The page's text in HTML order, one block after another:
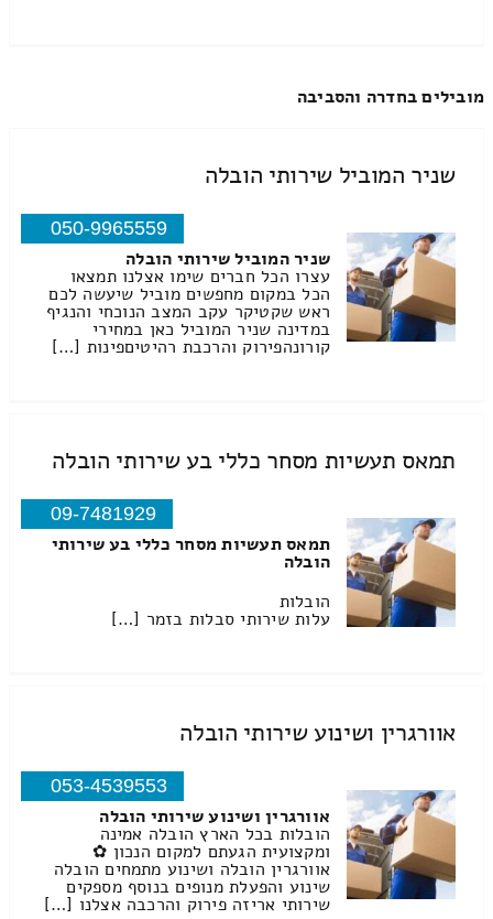
מובילים בחדרה והסביבה
שניר המוביל שירותי הובלה
050-9965559
שניר המוביל שירותי הובלה
עצרו הכל חברים שימו אצלנו תמצאו
הכל במקום מחפשים מוביל שיעשה לכם
ראש שקטיקר עקב המצב הנוכחי והנגיף
במדינה שניר המוביל כאן במחירי
קורונהפירוק והרכבת רהיטיםפינות […]
תמאס תעשיות מסחר כללי בע שירותי הובלה
09-7481929
תמאס תעשיות מסחר כללי בע שירותי
הובלה
הובלות
עלות שירותי סבלות בזמר […]
אוורגרין ושינוע שירותי הובלה
053-4539553
אוורגרין ושינוע שירותי הובלה
הובלות בכל הארץ הובלה אמינה
ומקצועית הגעתם למקום הנכון ✿
אוורגרין הובלה ושינוע מתמחים הובלה
שינוע והפעלת מנופים בנוסף מספקים
שירותי אריזה פירוק והרכבה אצלנו […]